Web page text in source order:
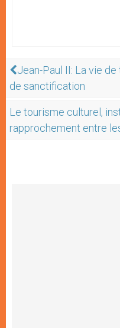
Jean-Paul II: La vie
de sanctification
Le tourisme culturel,
rapprochement entre